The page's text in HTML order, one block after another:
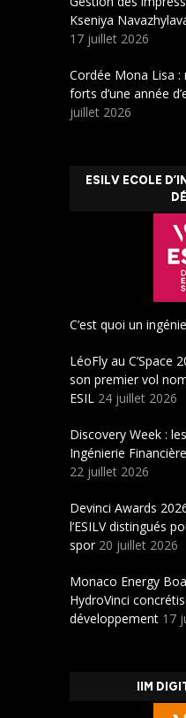
Kseniya
17 juillet 2026
Cordée Mona Lisa
forts d’une année
juillet 2026
ESILV ECOLE
C’est quoi un
LéoFly au C’Space
son premier vol
ESIL 24 juillet 2026
Discovery Week :
Ingénierie
22 juillet 2026
Devinci Awards
l’ESILV distingués
spor 20 juillet 2026
Monaco Energy
HydroVinci
développement 17
IIM